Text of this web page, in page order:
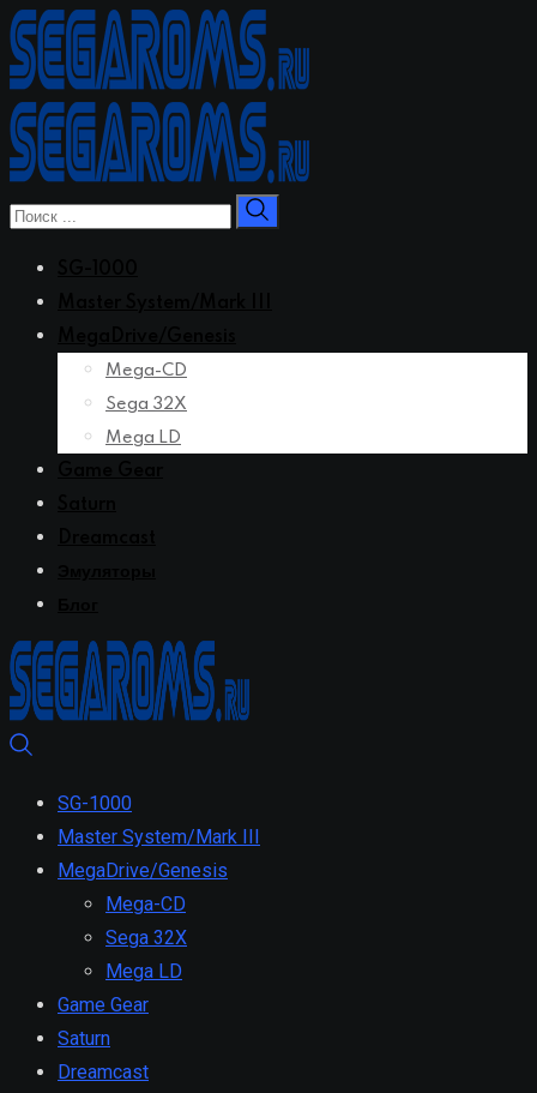
Перейти
к
контенту
Mega-CD
Sega 32X
Mega LD
SG-1000
Master System/Mark III
MegaDrive/Genesis
Mega-CD
Sega 32X
Mega LD
Game Gear
Saturn
Dreamcast